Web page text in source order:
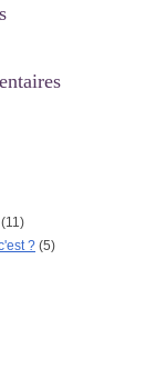
(11)
? (5)